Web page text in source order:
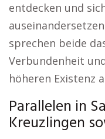
entdecken und
sprechen beide
Verbundenheit
höheren Existenz
Parallelen in
Kreuzlingen